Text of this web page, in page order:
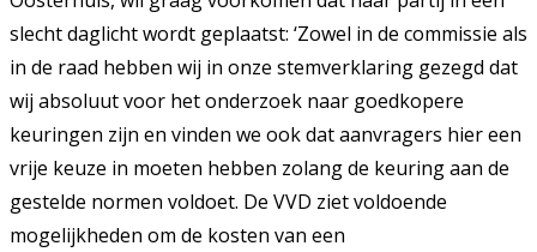
slecht daglicht wordt geplaatst: ‘Zowel in de commissie als
in de raad hebben wij in onze stemverklaring gezegd dat
wij absoluut voor het onderzoek naar goedkopere
keuringen zijn en vinden we ook dat aanvragers hier een
vrije keuze in moeten hebben zolang de keuring aan de
gestelde normen voldoet. De VVD ziet voldoende
mogelijkheden om de kosten van een